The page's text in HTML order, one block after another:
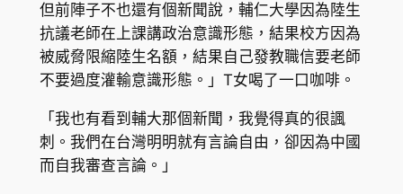
但前陣子不也還有個新聞說，輔仁大學因為陸生
抗議老師在上課講政治意識形態，結果校方因為
被威脅限縮陸生名額，結果自己發教職信要老師
不要過度灌輸意識形態。」T女喝了一口咖啡。
「我也有看到輔大那個新聞，我覺得真的很諷
刺。我們在台灣明明就有言論自由，卻因為中國
而自我審查言論。」